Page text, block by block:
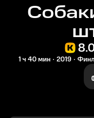
1 ч 40 мин 2019